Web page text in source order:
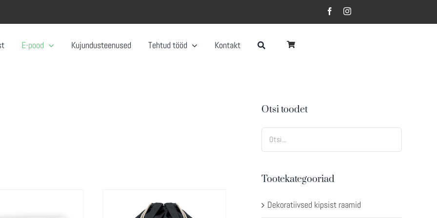
E-pood Kujundusteenused Tehtud tööd Kontakt
Otsi toodet
Tootekategooriad
Dekoratiivsed kipsist raamid